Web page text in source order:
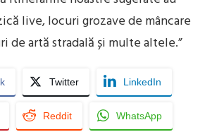
live, locuri grozave de mâncare
de artă stradală și multe altele.”
Twitter LinkedIn
Reddit WhatsApp